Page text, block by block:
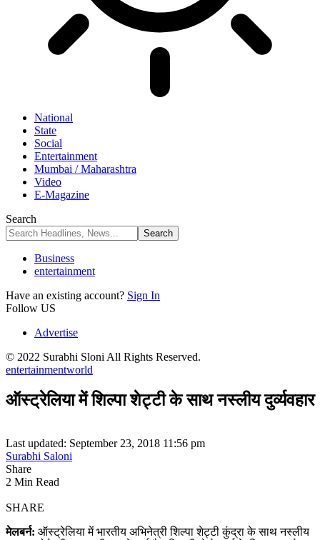
National
State
Social
Entertainment
Mumbai / Maharashtra
Video
E-Magazine
Search
Business
entertainment
Have an existing account? Sign In
Follow US
Advertise
© 2022 Surabhi Sloni All Rights Reserved.
entertainmentworld
ऑस्ट्रेलिया में शिल्पा शेट्टी के साथ नस्लीय दु‌र्व्यवहार
Last updated: September 23, 2018 11:56 pm
Surabhi Saloni
Share
2 Min Read
SHARE
मेलबर्न: ऑस्ट्रेलिया में भारतीय अभिनेत्री शिल्पा शेट्टी कुंद्रा के साथ नस्लीय